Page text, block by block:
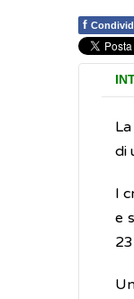
f
La
di
I
e